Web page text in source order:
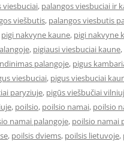
viesbuciai, palangos viesbuciai ir
viešbutis, palangos viesbutis
pigi nakvyne kaune, pigi nakvyne
, pigiausi viesbuciai kaune,
palangoje, pigus
viesbuciai, pigus viesbuciai
paryziuje, pigūs viešbučiai
, poilsio, poilsio namai, poilsio
namai palangoje, poilsio namai
, poilsis dviems, poilsis lietuvoje,